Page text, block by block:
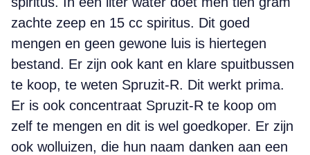
zachte zeep en 15 cc spiritus. Dit goed
mengen en geen gewone luis is hiertegen
bestand. Er zijn ook kant en klare spuitbussen
te koop, te weten Spruzit-R. Dit werkt prima.
Er is ook concentraat Spruzit-R te koop om
zelf te mengen en dit is wel goedkoper. Er zijn
ook wolluizen, die hun naam danken aan een